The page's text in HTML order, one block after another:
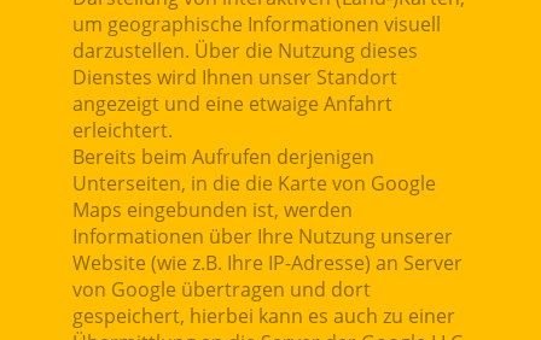
um geographische Informationen visuell
darzustellen. Über die Nutzung dieses
Dienstes wird Ihnen unser Standort
angezeigt und eine etwaige Anfahrt
erleichtert.
Bereits beim Aufrufen derjenigen
Unterseiten, in die die Karte von Google
Maps eingebunden ist, werden
Informationen über Ihre Nutzung unserer
Website (wie z.B. Ihre IP-Adresse) an Server
von Google übertragen und dort
gespeichert, hierbei kann es auch zu einer